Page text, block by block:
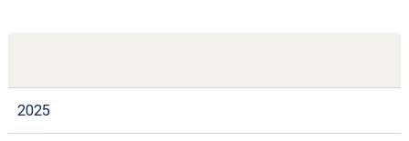
2025